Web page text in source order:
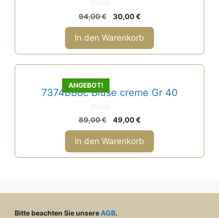
0
v
o
n
5
94,00€
Ursprünglicher
Preis
war:
94,00 €
30,00€Aktueller
Preis
ist:
30,00 €.
In den Warenkorb
ANGEBOT!
7374BB8c Bluse creme Gr 40
0
v
o
n
5
89,00€
Ursprünglicher
Preis
war:
89,00 €
49,00€Aktueller
Preis
ist:
49,00 €.
In den Warenkorb
Bitte beachten Sie unsereAGB.